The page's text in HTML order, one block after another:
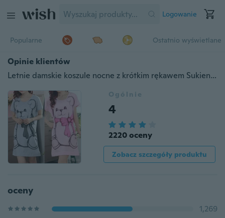
Logowanie
Popularne Ostatnio wyświetlane
Opinie klientów
Letnie damskie koszule nocne z krótkim rękawem Sukienka z kreskówek z nadrukiem na noc
Ogólnie
4
2220 oceny
Zobacz szczegóły produktu
oceny
1,269